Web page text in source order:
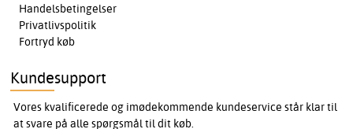
Handelsbetingelser
Privatlivspolitik
Fortryd køb
Kundesupport
Vores kvalificerede og imødekommende kundeservice står klar til
at svare på alle spørgsmål til dit køb.